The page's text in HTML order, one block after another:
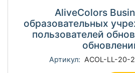
AliveColors
образовательных
пользователей
Артикул: ACOL-LL-20-